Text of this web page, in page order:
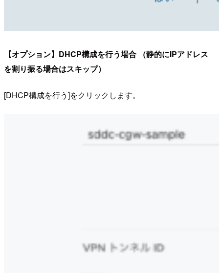
【オプション】DHCP構成を行う場合 （静的にIPアドレス
を割り振る場合はスキップ）
[DHCP構成を行う]をクリックします。